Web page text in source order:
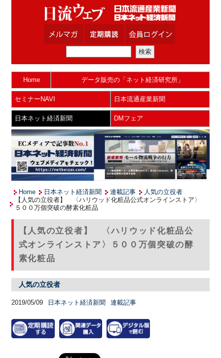
Home データ販売の「ネット経済研究所」
セミナーNAVI 日本流通産業新聞
日本ネット経済新聞 DMフェア
Home 日本ネット経済新聞 連載記事
人気の立役者
【人気の立役者】 〈ハリウッド化粧品公式オンラインストア〉
５００万個突破の酵素化粧品
【人気の立役者】 〈ハリウッド化粧品公
式オンラインストア〉５００万個突破の酵
素化粧品
人気の立役者
2019/05/09 日本ネット経済新聞 連載記事